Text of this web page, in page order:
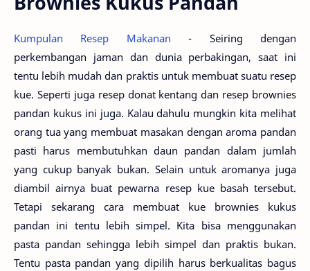
Kumpulan Resep Makanan - Seiring dengan
perkembangan jaman dan dunia perbakingan, saat ini
tentu lebih mudah dan praktis untuk membuat suatu resep
kue. Seperti juga resep donat kentang dan resep brownies
pandan kukus ini juga. Kalau dahulu mungkin kita melihat
orang tua yang membuat masakan dengan aroma pandan
pasti harus membutuhkan daun pandan dalam jumlah
yang cukup banyak bukan. Selain untuk aromanya juga
diambil airnya buat pewarna resep kue basah tersebut.
Tetapi sekarang cara membuat kue brownies kukus
pandan ini tentu lebih simpel. Kita bisa menggunakan
pasta pandan sehingga lebih simpel dan praktis bukan.
Tentu pasta pandan yang dipilih harus berkualitas bagus